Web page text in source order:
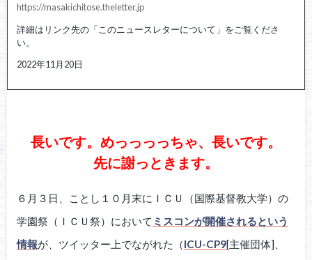
https://masakichitose.theletter.jp
詳細はリンク先の「このニュースレターについて」をご覧くださ
い。
2022年11月20日
長いです。めっっっっちゃ、長いです。
先に謝っときます。
６月３日、ことし１０月末にＩＣＵ（国際基督教大学）の
学園祭（ＩＣＵ祭）において ミスコンが開催されるという
情報が、ツイッター上でながれた（ICU-CP9[主催団体]、